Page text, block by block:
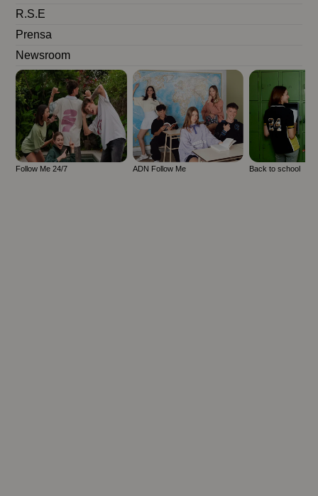
R.S.E
Prensa
Newsroom
Follow Me 24/7 ADN Follow Me Back to school